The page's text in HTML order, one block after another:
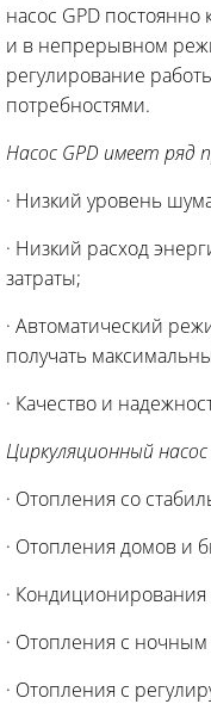
насос GPD
и в непрерывном
регулирование
потребностями.
Насос GPD имеет ряд
· Низкий уровень
· Низкий расход
затраты;
· Автоматический
получать
· Качество и
Циркуляционный
· Отопления со
· Отопления домов и
· Кондиционирования
· Отопления с
· Отопления с